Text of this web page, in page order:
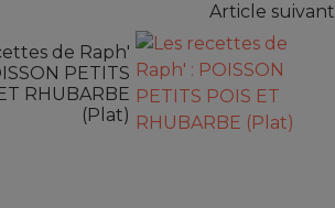
Article suivant
de Raph'
PETITS
RHUBARBE
(Plat)